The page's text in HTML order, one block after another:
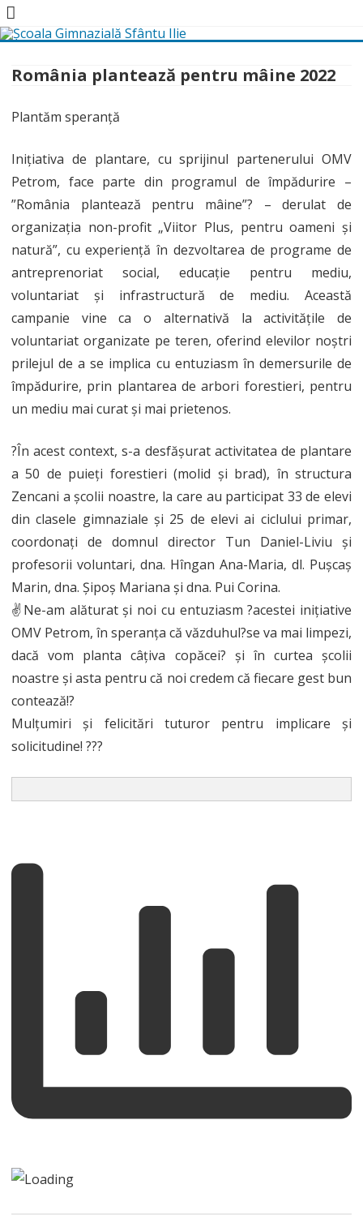
Skip
content
România plantează pentru mâine 2022
Plantăm speranță
Inițiativa de plantare, cu sprijinul partenerului OMV
Petrom, face parte din programul de împădurire –
”România plantează pentru mâine”? – derulat de
organizația non-profit „Viitor Plus, pentru oameni și
natură”, cu experiență în dezvoltarea de programe de
antreprenoriat social, educație pentru mediu,
voluntariat și infrastructură de mediu. Această
campanie vine ca o alternativă la activitățile de
voluntariat organizate pe teren, oferind elevilor noștri
prilejul de a se implica cu entuziasm în demersurile de
împădurire, prin plantarea de arbori forestieri, pentru
un mediu mai curat și mai prietenos.
?În acest context, s-a desfășurat activitatea de plantare
a 50 de puieți forestieri (molid și brad), în structura
Zencani a școlii noastre, la care au participat 33 de elevi
din clasele gimnaziale și 25 de elevi ai ciclului primar,
coordonați de domnul director Tun Daniel-Liviu și
profesorii voluntari, dna. Hîngan Ana-Maria, dl. Pușcaș
Marin, dna. Șipoș Mariana și dna. Pui Corina.
✌️Ne-am alăturat și noi cu entuziasm ?acestei inițiative
OMV Petrom, în speranța că văzduhul?️se va mai limpezi,
dacă vom planta câţiva copăcei? și în curtea școlii
noastre și asta pentru că noi credem că fiecare gest bun
contează!?
Mulțumiri și felicitări tuturor pentru implicare și
solicitudine! ???